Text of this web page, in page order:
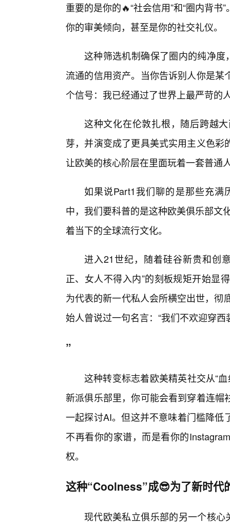
重要的是你的🔥“社会信用”和“圈内背
你的审美倾向，甚至是你的社交礼仪。
这种筛选机制确保了圈内的纯净度
流通的信用资产。当你告诉别人你是
个信号：我已经通过了世界上最严苛的
这种文化在伦敦扎根，随后跨越
芽，并演变成了更具美式实用主义色
让欧美的核心阶层在里面玩着一套普通
如果说Part1我们聊的是那些充满
中，我们要科普的是这种欧美俱乐部文
着当下的全球流行文化。
进入21世纪，随着硅谷新贵和创
正、女人不得入内”的刻板规矩开始显
为代表的新一代私人会所横空出世，彻
始人曾说过一句名言：“我们不欢迎穿
”
这种转变标志着欧美精英社交从“
新派俱乐部里，你可能会看到穿着连
一起探讨AI。但这并不意味着门槛降
不再看你的家谱，而是看你的
权。
这种“Coolness”成😎为了新时代
现代欧美私立俱乐部的另一个核心